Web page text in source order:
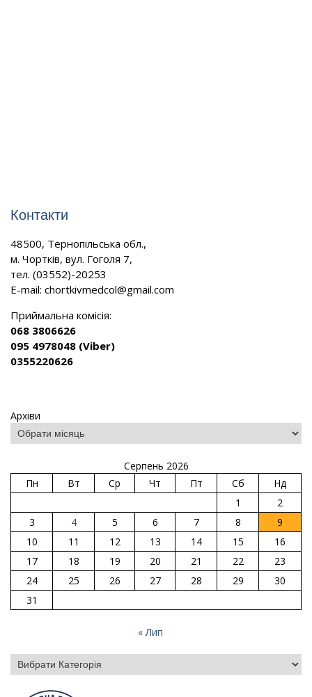
Контакти
48500, Тернопільська обл.,
м. Чортків, вул. Гоголя 7,
тел. (03552)-20253
E-mail: chortkivmedcol@gmail.com
Приймальна комісія:
068 3806626
095 4978048 (Viber)
0355220626
Архіви
Серпень 2026
Пн
Вт Ср Чт Пт Сб
Нд
1
2
3
4 5 6 7 8
9
10
11 12 13 14 15
16
17
18 19 20 21 22
23
24
25 26 27 28 29
30
31
« Лип
Категорії